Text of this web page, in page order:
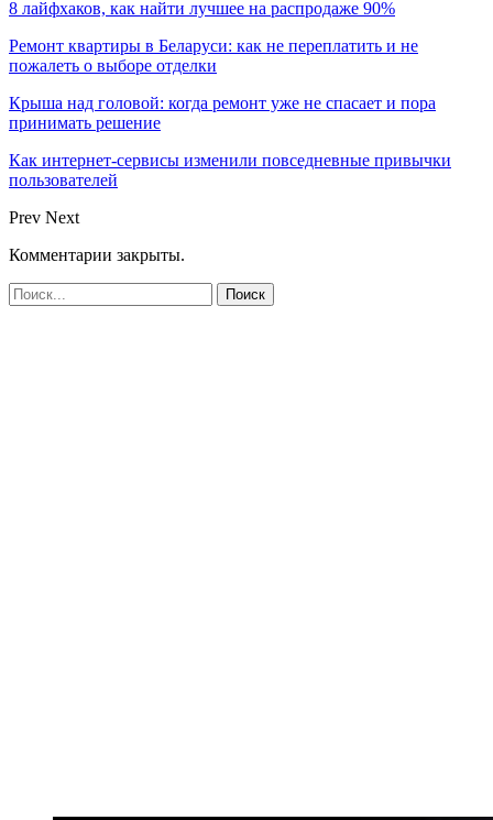
8 лайфхаков, как найти лучшее на распродаже 90%
Ремонт квартиры в Беларуси: как не переплатить и не
пожалеть о выборе отделки
Крыша над головой: когда ремонт уже не спасает и пора
принимать решение
Как интернет-сервисы изменили повседневные привычки
пользователей
Prev Next
Комментарии закрыты.